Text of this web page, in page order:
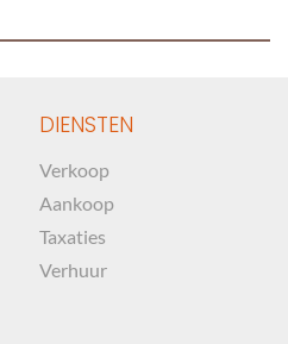
DIENSTEN
Verkoop
Aankoop
Taxaties
Verhuur